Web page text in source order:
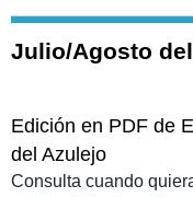
Julio/Agosto del
Edición en PDF de
del Azulejo
Consulta cuando